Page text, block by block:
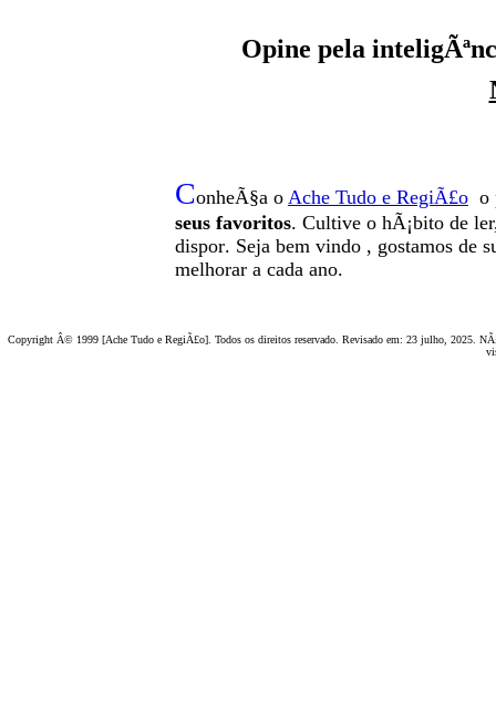
Opine pela
ConheÃ§a o Ache Tudo e RegiÃ£o o
seus favoritos. Cultive o hÃ¡bito de
dispor. Seja bem vindo , gostamos de
melhorar a cada ano.
Copyright Â© 1999 [Ache Tudo e RegiÃ£o]. Todos os direitos reservado. Revisado em: 23 julho, 2025 .